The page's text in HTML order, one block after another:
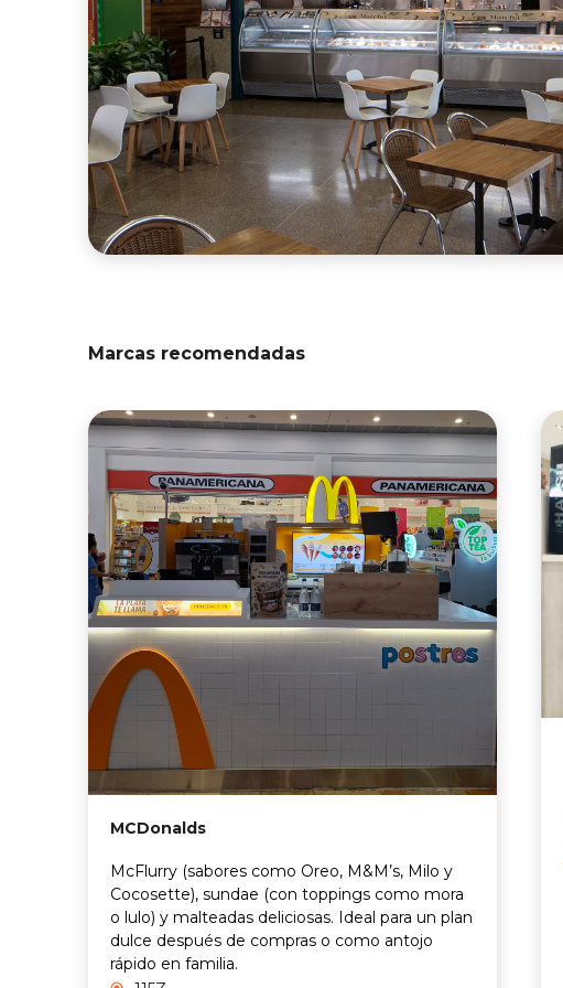
Marcas recomendadas
MCDonalds
McFlurry (sabores como Oreo, M&M’s, Milo y
Cocosette), sundae (con toppings como mora
o lulo) y malteadas deliciosas. Ideal para un plan
dulce después de compras o como antojo
rápido en familia.